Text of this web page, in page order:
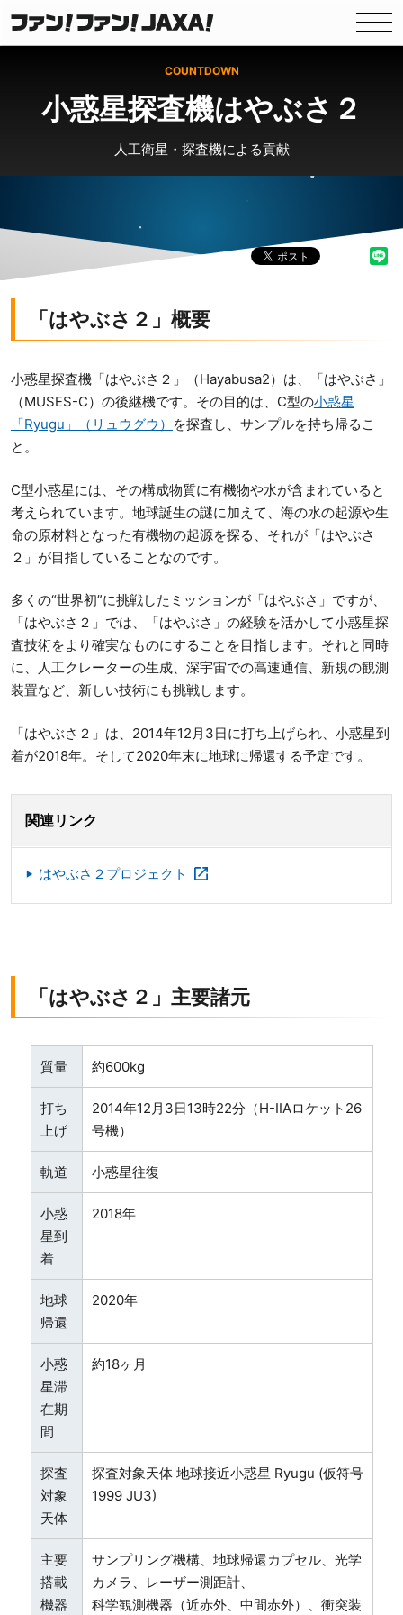
COUNTDOWN
小惑星探査機はやぶさ２
人工衛星・探査機による貢献
「はやぶさ２」概要
小惑星探査機「はやぶさ２」（Hayabusa2）は、「はやぶさ」
（MUSES-C）の後継機です。その目的は、C型の小惑星
「Ryugu」（リュウグウ） を探査し、サンプルを持ち帰るこ
と。
C型小惑星には、その構成物質に有機物や水が含まれていると
考えられています。地球誕生の謎に加えて、海の水の起源や生
命の原材料となった有機物の起源を探る、それが「はやぶさ
２」が目指していることなのです。
多くの“世界初”に挑戦したミッションが「はやぶさ」ですが、
「はやぶさ２」では、「はやぶさ」の経験を活かして小惑星探
査技術をより確実なものにすることを目指します。それと同時
に、人工クレーターの生成、深宇宙での高速通信、新規の観測
装置など、新しい技術にも挑戦します。
「はやぶさ２」は、2014年12月3日に打ち上げられ、小惑星到
着が2018年。そして2020年末に地球に帰還する予定です。
関連リンク
はやぶさ２プロジェクト
「はやぶさ２」主要諸元
質量 約600kg
打ち
上げ
2014年12月3日13時22分（H-IIAロケット26
号機）
軌道 小惑星往復
小惑
星到
着
2018年
地球
帰還
2020年
小惑
星滞
在期
間
約18ヶ月
探査
対象
天体
探査対象天体 地球接近小惑星 Ryugu (仮符号
1999 JU3)
主要
搭載
機器
サンプリング機構、地球帰還カプセル、光学
カメラ、レーザー測距計、
科学観測機器（近赤外、中間赤外）、衝突装